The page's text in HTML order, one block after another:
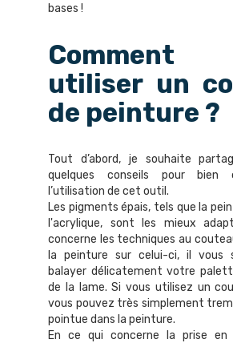
bases !
Comment
utiliser un
de peinture ?
Tout d’abord, je souhaite
quelques conseils pour bien
l’utilisation de cet outil.
Les pigments épais, tels que la
l'acrylique, sont les mieux
concerne les techniques au
la peinture sur celui-ci, il vous
balayer délicatement votre
de la lame. Si vous utilisez un
vous pouvez très simplement
pointue dans la peinture.
En ce qui concerne la prise en